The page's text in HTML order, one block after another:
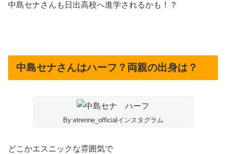
中島セナさんも日出高校へ進学されるかも！？
中島セナさんはハーフ？両親の出身は？
By:etrenne_officialインスタグラム
どこかエスニックな雰囲気で